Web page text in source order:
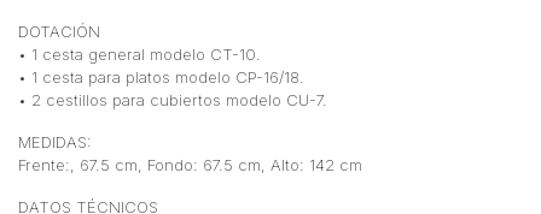
DOTACIÓN
• 1 cesta general modelo CT-10.
• 1 cesta para platos modelo CP-16/18.
• 2 cestillos para cubiertos modelo CU-7.
MEDIDAS:
Frente:, 67.5 cm, Fondo: 67.5 cm, Alto: 142 cm
DATOS TÉCNICOS